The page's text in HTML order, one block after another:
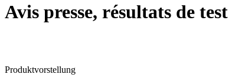
Avis presse, résultats de
Produktvorstellung